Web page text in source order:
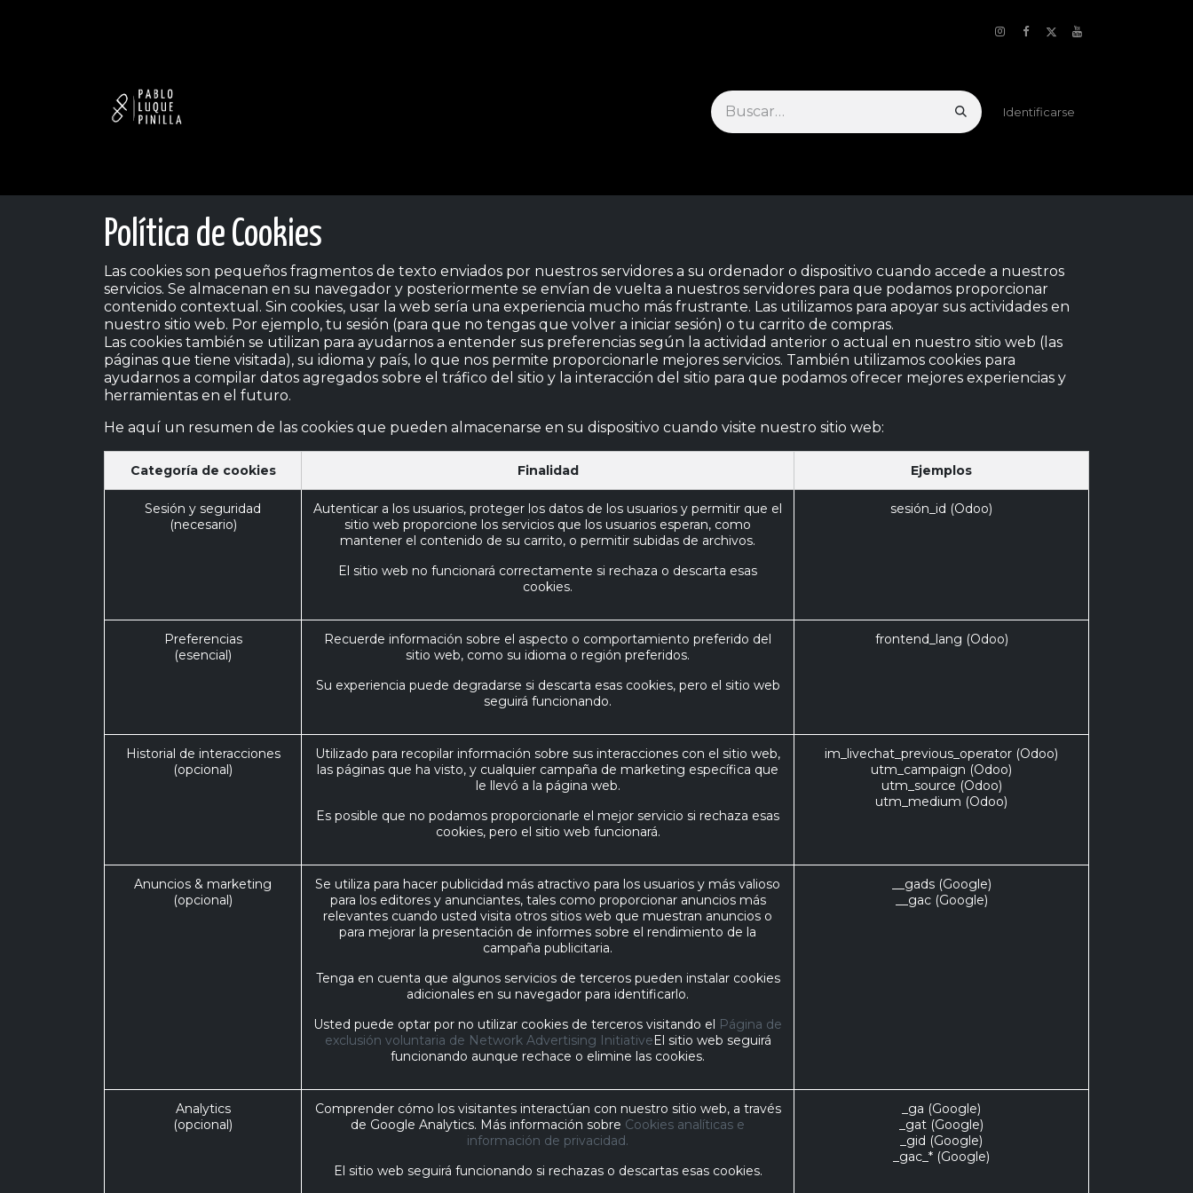
Identificarse
Política de Cookies
Las cookies son pequeños fragmentos de texto enviados por nuestros servidores a su ordenador o dispositivo cuando accede a nuestros
servicios. Se almacenan en su navegador y posteriormente se envían de vuelta a nuestros servidores para que podamos proporcionar
contenido contextual. Sin cookies, usar la web sería una experiencia mucho más frustrante. Las utilizamos para apoyar sus actividades en
nuestro sitio web. Por ejemplo, tu sesión (para que no tengas que volver a iniciar sesión) o tu carrito de compras.
Las cookies también se utilizan para ayudarnos a entender sus preferencias según la actividad anterior o actual en nuestro sitio web (las
páginas que tiene visitada), su idioma y país, lo que nos permite proporcionarle mejores servicios. También utilizamos cookies para
ayudarnos a compilar datos agregados sobre el tráfico del sitio y la interacción del sitio para que podamos ofrecer mejores experiencias y
herramientas en el futuro.
He aquí un resumen de las cookies que pueden almacenarse en su dispositivo cuando visite nuestro sitio web:
Categoría de cookies Finalidad Ejemplos
Sesión y seguridad
(necesario)
Autenticar a los usuarios, proteger los datos de los usuarios y permitir que el
sitio web proporcione los servicios que los usuarios esperan, como
mantener el contenido de su carrito, o permitir subidas de archivos.
El sitio web no funcionará correctamente si rechaza o descarta esas
cookies.
sesión_id (Odoo)
Preferencias
(esencial)
Recuerde información sobre el aspecto o comportamiento preferido del
sitio web, como su idioma o región preferidos.
Su experiencia puede degradarse si descarta esas cookies, pero el sitio web
seguirá funcionando.
frontend_lang (Odoo)
Historial de interacciones
(opcional)
Utilizado para recopilar información sobre sus interacciones con el sitio web,
las páginas que ha visto, y cualquier campaña de marketing específica que
le llevó a la página web.
Es posible que no podamos proporcionarle el mejor servicio si rechaza esas
cookies, pero el sitio web funcionará.
im_livechat_previous_operator (Odoo)
utm_campaign (Odoo)
utm_source (Odoo)
utm_medium (Odoo)
Anuncios & marketing
(opcional)
Se utiliza para hacer publicidad más atractivo para los usuarios y más valioso
para los editores y anunciantes, tales como proporcionar anuncios más
relevantes cuando usted visita otros sitios web que muestran anuncios o
para mejorar la presentación de informes sobre el rendimiento de la
campaña publicitaria.
Tenga en cuenta que algunos servicios de terceros pueden instalar cookies
adicionales en su navegador para identificarlo.
Usted puede optar por no utilizar cookies de terceros visitando el Página de
exclusión voluntaria de Network Advertising InitiativeEl sitio web seguirá
funcionando aunque rechace o elimine las cookies.
__gads (Google)
__gac (Google)
Analytics
(opcional)
Comprender cómo los visitantes interactúan con nuestro sitio web, a través
de Google Analytics. Más información sobre Cookies analíticas e
información de privacidad.
El sitio web seguirá funcionando si rechazas o descartas esas cookies.
_ga (Google)
_gat (Google)
_gid (Google)
_gac_* (Google)